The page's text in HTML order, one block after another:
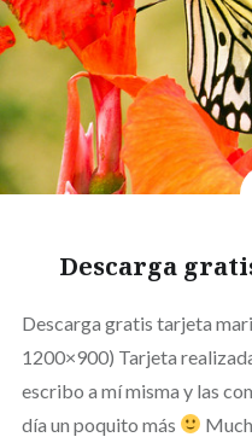
Descarga
Descarga gratis tarjeta
1200×900) Tarjeta
escribo a mí misma y las
día un poquito más